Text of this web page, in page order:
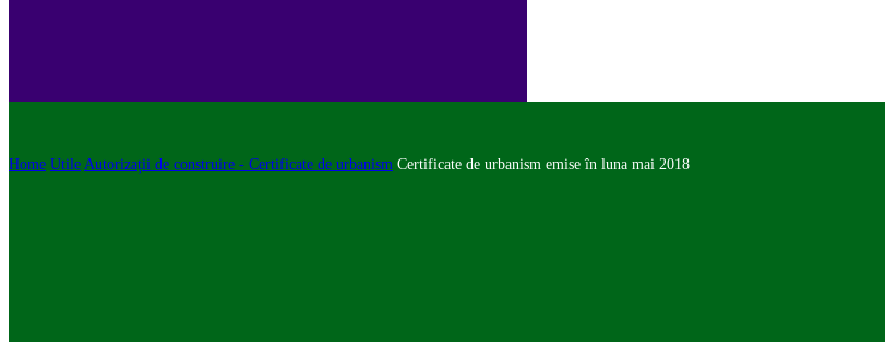
Home Utile Autorizații de construire - Certificate de urbanism Certificate de urbanism emise în luna mai 2018